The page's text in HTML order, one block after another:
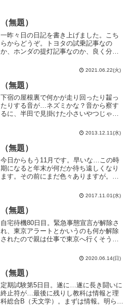
（無題）
一昨々日の日記を書き上げました。こち
らからどうぞ。トヨタの試乗記事なの
か、ホンダの提灯記事なのか、良く分か
ホンダNSXを借りた前回に行く予定だっ
た場所なんです…バイデン君が急に「明
日は祝日デース！」とか言...
2021.06.22(火)
（無題）
下宿の屋根裏で何かが走り回ったり齧っ
たりする音が…ネズミかな？音から察す
るに、半田で見掛けた小さいやつじゃな
の類だな…部屋は幾らでも掃除出来ます
が、屋根裏は…寒くなってきたからって
近所のネコがサボっている...
2013.12.11(水)
（無題）
今日からもう11月です。早いな…この時
期になると年末が何だか待ち遠しくなり
ます。その前にまだ色々ありますが。こ
に大量の肉刺が出来てしまいました。痛
い…それでも、今週ボルダリング出来る
のは今日が最後なので行...
2017.11.01(水)
（無題）
自宅待機80日目。緊急事態宣言が解除さ
れ、東京アラートとかいうのも何か解除
されたので親は仕事で東京へ行くそうで
だ行きませんが。梅雨入りしたというこ
とで今日は紫陽花を求めて散歩してみま
した。意外にも紫陽花の...
2020.06.14(日)
（無題）
定期試験第5日目。遂に…遂に長き闘いに
終止符が…最後に残りし教科は情報と理
科総合B（天文学）。まずは情報。明らか